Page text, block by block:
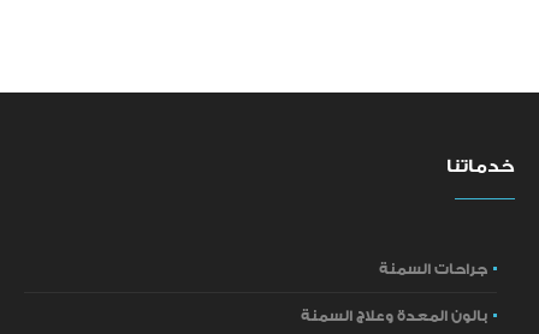
خدماتنا
جراحات السمنة
بالون المعدة وعلاج السمنة